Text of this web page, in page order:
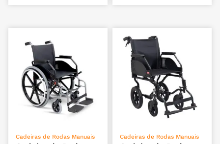
VER OPÇÕES
Cadeiras de Rodas Manuais ADICIONAR
Cadeiras de Rodas Manuais